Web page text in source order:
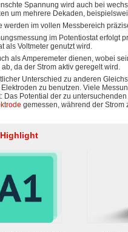
Spannung wird auch bei
um mehrere Dekaden,
werden im vollen Messbereich
im Potentiostat erfolgt
als Voltmeter genutzt wird.
als Amperemeter dienen, wobei
da der Strom aktiv geregelt wird.
Unterschied zu anderen
zu benutzen. Viele
Das Potential der zu
gemessen, während der Strom